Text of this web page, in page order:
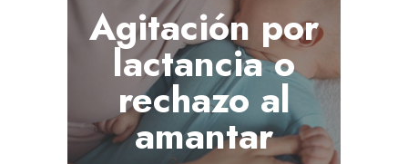
Agitación por
lactancia o
rechazo al
amantar